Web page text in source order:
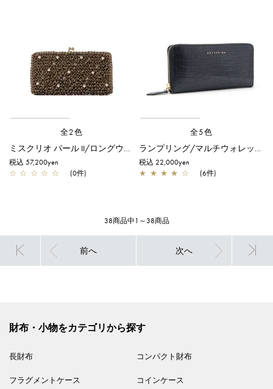
全2色
税込 57,200yen
☆ ☆ ☆ ☆ ☆ (0件)
全5色
税込 22,000yen
★ ★ ★ ★ ☆ (6件)
38商品中1～38商品
前へ 次へ
財布・小物をカテゴリから探す
長財布 コンパクト財布
フラグメントケース コインケース